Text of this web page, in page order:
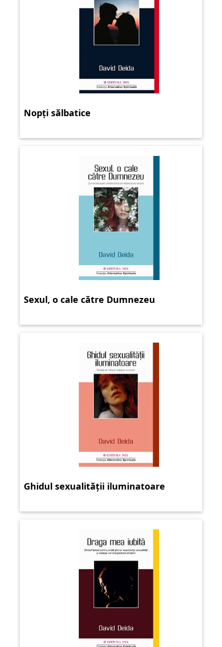
Nopți sălbatice
Sexul, o cale către Dumnezeu
Ghidul sexualității iluminatoare